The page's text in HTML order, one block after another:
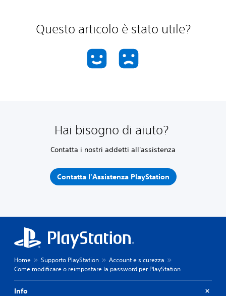
Questo articolo è stato utile?
Hai bisogno di aiuto?
Contatta i nostri addetti all'assistenza
Contatta l'Assistenza PlayStation
Home Supporto PlayStation
Account e sicurezza
Come modificare o reimpostare la password per PlayStation
Info